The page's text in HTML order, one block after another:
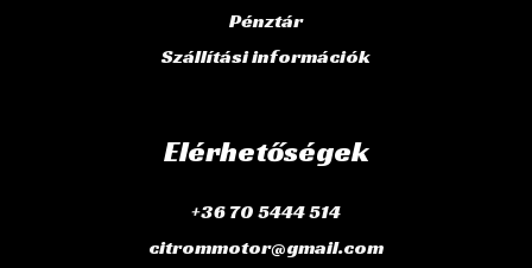
Pénztár
Szállítási információk
Elérhetőségek
+36 70 5444 514
citrommotor@gmail.com